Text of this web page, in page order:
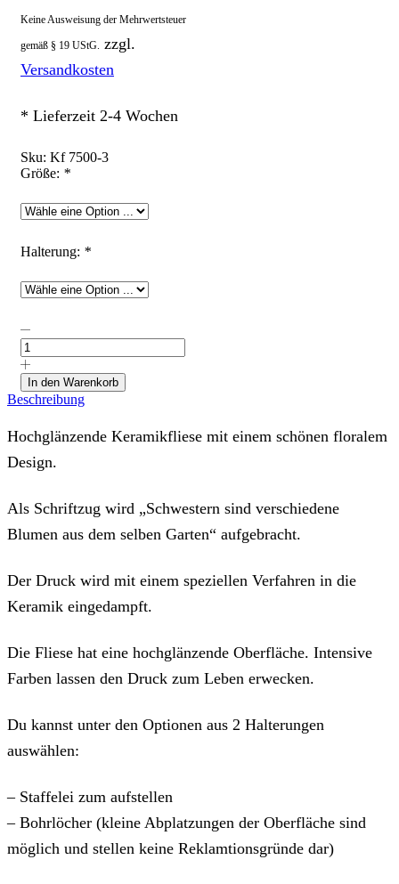
Keine Ausweisung der Mehrwertsteuer
gemäß § 19 UStG. zzgl.
Versandkosten
* Lieferzeit 2-4 Wochen
Sku: Kf 7500-3
Größe: *
Halterung: *
Hochglänzende
"Schwestern
sind
verschiedene
Blumen"
In den Warenkorb
Beschreibung
Hochglänzende Keramikfliese mit einem schönen floralem
Design.
Als Schriftzug wird „Schwestern sind verschiedene
Blumen aus dem selben Garten“ aufgebracht.
Der Druck wird mit einem speziellen Verfahren in die
Keramik eingedampft.
Die Fliese hat eine hochglänzende Oberfläche. Intensive
Farben lassen den Druck zum Leben erwecken.
Du kannst unter den Optionen aus 2 Halterungen
auswählen:
– Staffelei zum aufstellen
– Bohrlöcher (kleine Abplatzungen der Oberfläche sind
möglich und stellen keine Reklamtionsgründe dar)